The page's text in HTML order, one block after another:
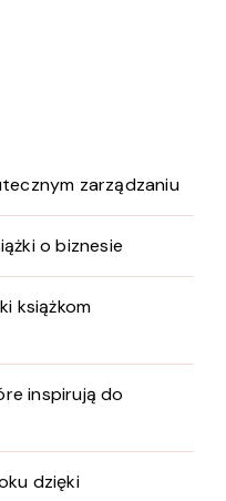
zarządzaniu
o biznesie
książkom
inspirują do
dzięki